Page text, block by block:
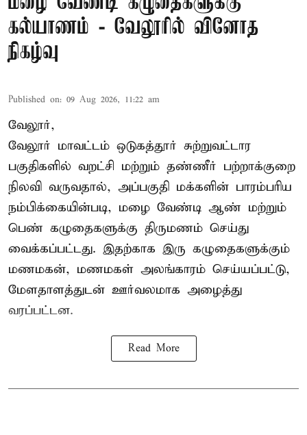
கல்யாணம் - வேலூரில் வினோத
நிகழ்வு
Published on: 09 Aug 2026, 11:22 am
வேலூர்,
வேலூர் மாவட்டம் ஒடுகத்தூர் சுற்றுவட்டார
பகுதிகளில் வறட்சி மற்றும் தண்ணீர் பற்றாக்குறை
நிலவி வருவதால், அப்பகுதி மக்களின் பாரம்பரிய
நம்பிக்கையின்படி, மழை வேண்டி ஆண் மற்றும்
பெண் கழுதைகளுக்கு திருமணம் செய்து
வைக்கப்பட்டது. இதற்காக இரு கழுதைகளுக்கும்
மணமகன், மணமகள் அலங்காரம் செய்யப்பட்டு,
மேளதாளத்துடன் ஊர்வலமாக அழைத்து
வரப்பட்டன.
Read More